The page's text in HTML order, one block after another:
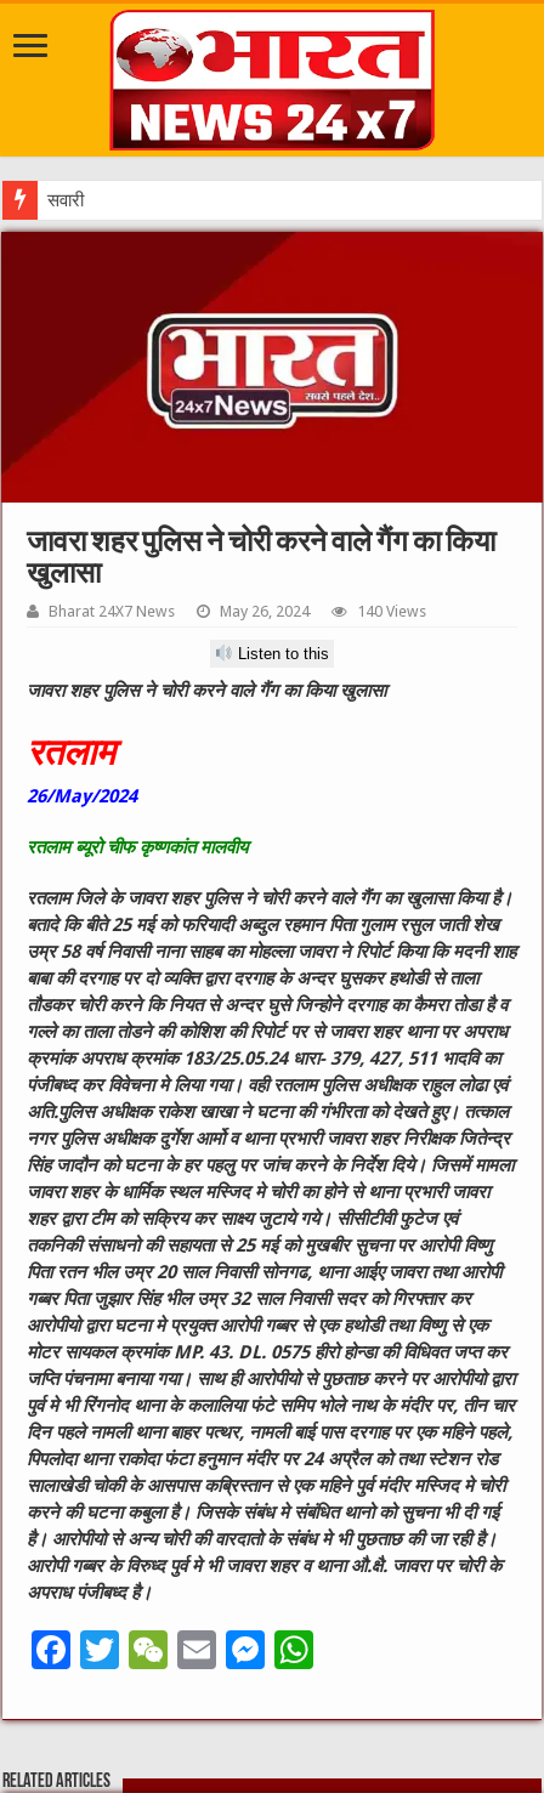
सवारी से पहले गड्ढे भरें, नालिय
जावरा शहर पुलिस ने चोरी करने वाले गैंग का किया
खुलासा
Bharat 24X7 News May 26, 2024 140 Views
Listen to this
जावरा शहर पुलिस ने चोरी करने वाले गैंग का किया खुलासा
रतलाम
26/May/2024
रतलाम ब्यूरो चीफ कृष्णकांत मालवीय
रतलाम जिले के जावरा शहर पुलिस ने चोरी करने वाले गैंग का खुलासा किया है।
बतादे कि बीते 25 मई को फरियादी अब्दुल रहमान पिता गुलाम रसुल जाती शेख
उम्र 58 वर्ष निवासी नाना साहब का मोहल्ला जावरा ने रिपोर्ट किया कि मदनी शाह
बाबा की दरगाह पर दो व्यक्ति द्वारा दरगाह के अन्दर घुसकर हथोडी से ताला
तौडकर चोरी करने कि नियत से अन्दर घुसे जिन्होने दरगाह का कैमरा तोडा है व
गल्ले का ताला तोडने की कोशिश की रिपोर्ट पर से जावरा शहर थाना पर अपराध
क्रमांक अपराध क्रमांक 183/25.05.24 धारा- 379, 427, 511 भादवि का
पंजीबध्द कर विवेचना मे लिया गया। वही रतलाम पुलिस अधीक्षक राहुल लोढा एवं
अति.पुलिस अधीक्षक राकेश खाखा ने घटना की गंभीरता को देखते हुए। तत्काल
नगर पुलिस अधीक्षक दुर्गेश आर्मो व थाना प्रभारी जावरा शहर निरीक्षक जितेन्द्र
सिंह जादौन को घटना के हर पहलु पर जांच करने के निर्देश दिये। जिसमें मामला
जावरा शहर के धार्मिक स्थल मस्जिद मे चोरी का होने से थाना प्रभारी जावरा
शहर द्वारा टीम को सक्रिय कर साक्ष्य जुटाये गये। सीसीटीवी फुटेज एवं
तकनिकी संसाधनो की सहायता से 25 मई को मुखबीर सुचना पर आरोपी विष्णु
पिता रतन भील उम्र 20 साल निवासी सोनगढ, थाना आईए जावरा तथा आरोपी
गब्बर पिता जुझार सिंह भील उम्र 32 साल निवासी सदर को गिरफ्तार कर
आरोपीयो द्वारा घटना मे प्रयुक्त आरोपी गब्बर से एक हथोडी तथा विष्णु से एक
मोटर सायकल क्रमांक MP. 43. DL. 0575 हीरो होन्डा की विधिवत जप्त कर
जप्ति पंचनामा बनाया गया। साथ ही आरोपीयो से पुछताछ करने पर आरोपीयो द्वारा
पुर्व मे भी रिंगनोद थाना के कलालिया फंटे समिप भोले नाथ के मंदीर पर, तीन चार
दिन पहले नामली थाना बाहर पत्थर, नामली बाई पास दरगाह पर एक महिने पहले,
पिपलोदा थाना राकोदा फंटा हनुमान मंदीर पर 24 अप्रैल को तथा स्टेशन रोड
सालाखेडी चोकी के आसपास कब्रिस्तान से एक महिने पुर्व मंदीर मस्जिद मे चोरी
करने की घटना कबुला है। जिसके संबंध मे संबंधित थानो को सुचना भी दी गई
है। आरोपीयो से अन्य चोरी की वारदातो के संबंध मे भी पुछताछ की जा रही है।
आरोपी गब्बर के विरुध्द पुर्व मे भी जावरा शहर व थाना औ.क्षै. जावरा पर चोरी के
अपराध पंजीबध्द है।
F
c
e
T
it
te
W
C
h
E
ai
l
M
ss
e
at
s
Related Articles